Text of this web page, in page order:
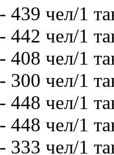
439 чел/1
442 чел/1
408 чел/1
300 чел/1
448 чел/1
448 чел/1
333 чел/1